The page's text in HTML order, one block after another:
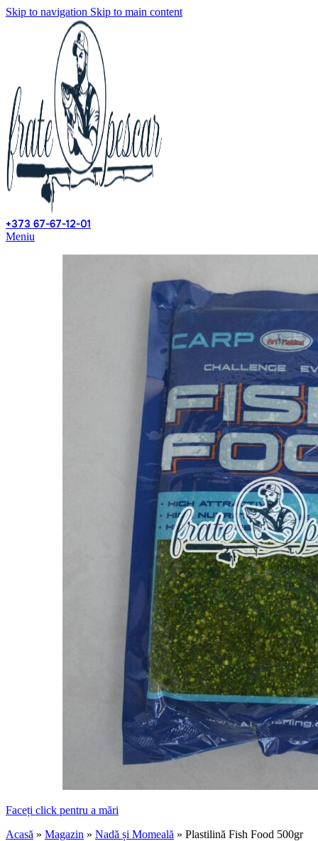
Skip to navigation Skip to main content
+373 67-67-12-01
Meniu
Faceți click pentru a mări
Acasă » Magazin » Nadă și Momeală » Plastilină Fish Food 500gr